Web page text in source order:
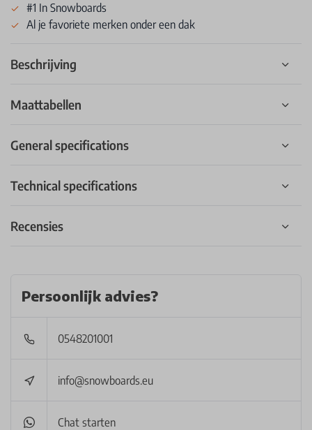
#1 In Snowboards
Al je favoriete merken onder een dak
Beschrijving
Maattabellen
General specifications
Technical specifications
Recensies
Persoonlijk advies?
0548201001
info@snowboards.eu
Chat starten